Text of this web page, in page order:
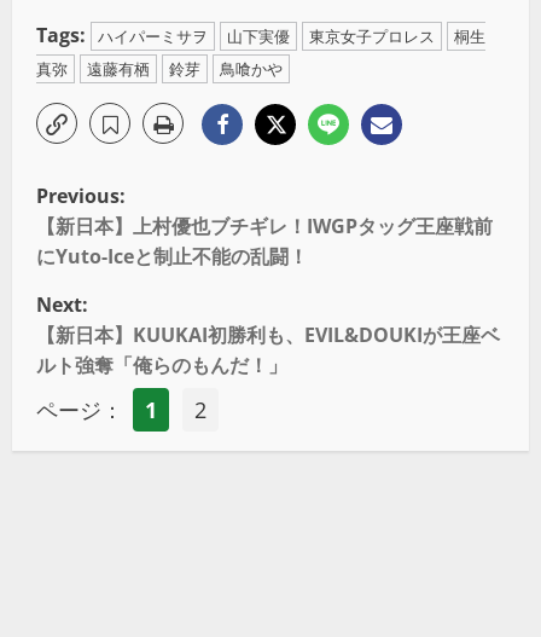
Tags: ハイパーミサヲ 山下実優 東京女子プロレス
桐生
真弥
遠藤有栖 鈴芽 鳥喰かや
Previous:
【新日本】上村優也ブチギレ！IWGPタッグ王座戦前
にYuto-Iceと制止不能の乱闘！
Next:
【新日本】KUUKAI初勝利も、EVIL&DOUKIが王座ベ
ルト強奪「俺らのもんだ！」
ページ： 1 2